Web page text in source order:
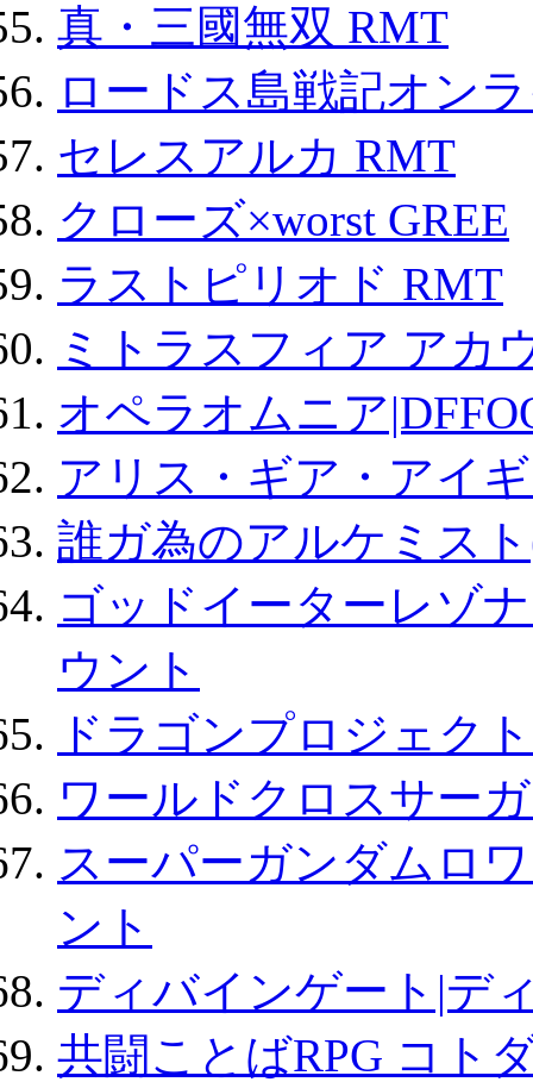
真・三國無双 RMT
ロードス島戦記オン
セレスアルカ RMT
クローズ×worst GREE
ラストピリオド RMT
ミトラスフィア アカ
オペラオムニア
アリス・ギア・アイ
誰ガ為のアルケミス
ゴッドイーターレゾ
ウント
ドラゴンプロジェク
ワールドクロスサー
スーパーガンダムロ
ント
ディバインゲート|デ
共闘ことばRPG コト